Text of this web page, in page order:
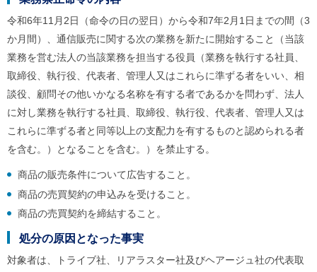
令和6年11月2日（命令の日の翌日）から令和7年2月1日までの間（3
か月間）、通信販売に関する次の業務を新たに開始すること（当該
業務を営む法人の当該業務を担当する役員（業務を執行する社員、
取締役、執行役、代表者、管理人又はこれらに準ずる者をいい、相
談役、顧問その他いかなる名称を有する者であるかを問わず、法人
に対し業務を執行する社員、取締役、執行役、代表者、管理人又は
これらに準ずる者と同等以上の支配力を有するものと認められる者
を含む。）となることを含む。）を禁止する。
商品の販売条件について広告すること。
商品の売買契約の申込みを受けること。
商品の売買契約を締結すること。
処分の原因となった事実
対象者は、トライブ社、リアラスター社及びヘアージュ社の代表取